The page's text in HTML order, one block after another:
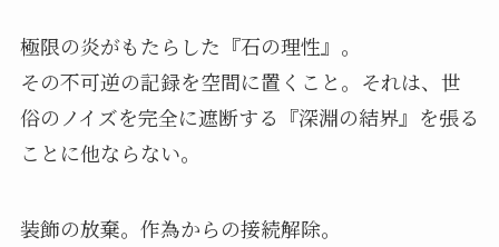
極限の炎がもたらした『石の理性』。
その不可逆の記録を空間に置くこと。それは、世
俗のノイズを完全に遮断する『深淵の結界』を張る
ことに他ならない。
装飾の放棄。作為からの接続解除。